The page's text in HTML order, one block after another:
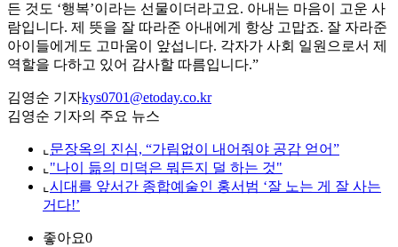
든 것도 ‘행복’이라는 선물이더라고요. 아내는 마음이 고운 사
람입니다. 제 뜻을 잘 따라준 아내에게 항상 고맙죠. 잘 자라준
아이들에게도 고마움이 앞섭니다. 각자가 사회 일원으로서 제
역할을 다하고 있어 감사할 따름입니다.”
김영순 기자kys0701@etoday.co.kr
김영순 기자의 주요 뉴스
⌞ 문장옥의 진심, “가림없이 내어줘야 공감 얻어”
⌞ "나이 듦의 미덕은 뭐든지 덜 하는 것"
⌞ 시대를 앞서간 종합예술인 홍서범 ‘잘 노는 게 잘 사는
거다!’
좋아요0